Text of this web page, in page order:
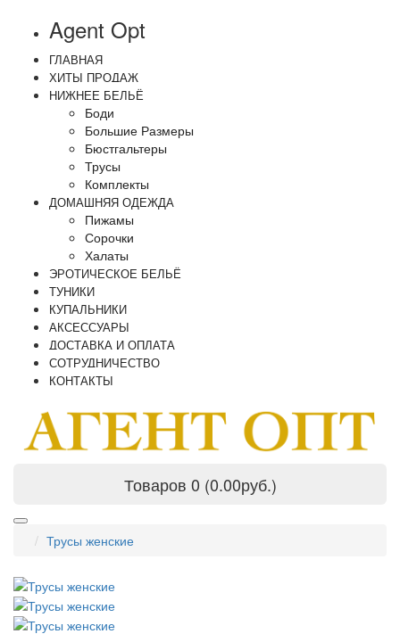
Agent Opt
ГЛАВНАЯ
ХИТЫ ПРОДАЖ
НИЖНЕЕ БЕЛЬЁ
Боди
Большие Размеры
Бюстгальтеры
Трусы
Комплекты
ДОМАШНЯЯ ОДЕЖДА
Пижамы
Сорочки
Халаты
ЭРОТИЧЕСКОЕ БЕЛЬЁ
ТУНИКИ
КУПАЛЬНИКИ
АКСЕССУАРЫ
ДОСТАВКА И ОПЛАТА
СОТРУДНИЧЕСТВО
КОНТАКТЫ
Товаров 0 (0.00руб.)
Трусы женские